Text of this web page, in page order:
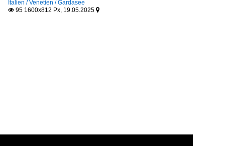
Italien / Venetien / Gardasee
 95 1600x812 Px, 19.05.2025 